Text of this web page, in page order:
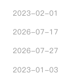
2023-02-01
2026-07-17
2026-07-27
2023-01-03